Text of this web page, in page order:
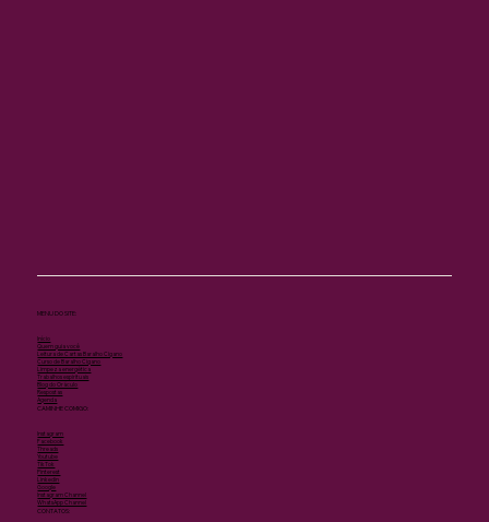
MENU DO SITE:
Início
Quem guia você
Leitura de Cartas Baralho Cigano
Curso de Baralho Cigano
Limpeza energética
Trabalhos espirituais
Agenda
CAMINHE COMIGO:
Instagram
Facebook
Threads
Youtube
TikTok
Pinterest
Linkedin